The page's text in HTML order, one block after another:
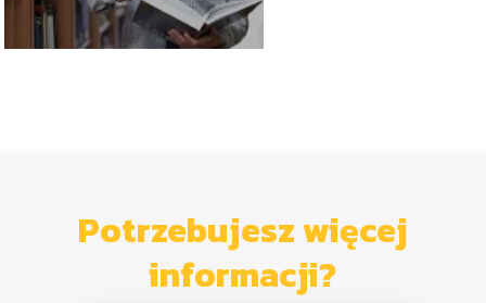
Potrzebujesz więcej
informacji?